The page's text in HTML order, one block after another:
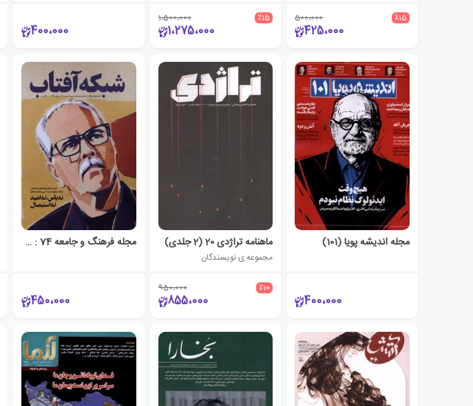
٪15 500،000
425،000
٪15 1،500،000
1،275،000 400،000
مجله اندیشه پویا (101)
400،000
ماهنامه تراژدی 20 (2 جلدی)
مجموعه ی نویسندگان
٪10 950،000
855،000
مجله فرهنگ و جامعه 74 : شبکه آفتاب
450،000